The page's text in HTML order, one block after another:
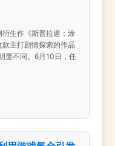
生作《斯普拉遁：涂
主打剧情探索的作品
显不同。6月10日，任